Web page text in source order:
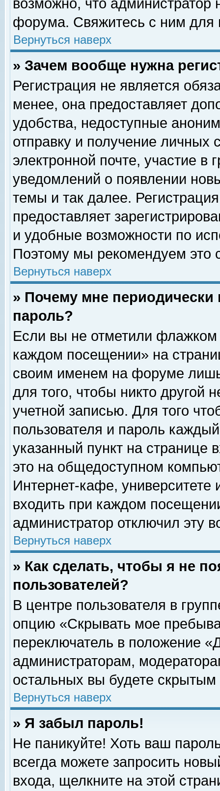
возможно, что
форума. Свяжитесь с ним для
Вернуться наверх
» Зачем вообще нужна
Регистрация не является
менее, она предоставляет
удобства, недоступные
отправку и получение личных
электронной почте, участие в
уведомлений о появлении
темы и так далее.
предоставляет
и удобные возможности по
Поэтому мы рекомендуем это
Вернуться наверх
» Почему мне
пароль?
Если вы не отметили флажком
каждом посещении» на
своим именем на форуме
для того, чтобы никто другой
учетной записью. Для того
пользователя и пароль
указанный пункт на
это на общедоступном
Интернет-кафе, университете
входить при каждом
администратор отключил эту
Вернуться наверх
» Как сделать, чтобы я не
пользователей?
В центре пользователя в
опцию «Скрывать мое
переключатель в положение
администраторам,
остальных вы будете скрытым
Вернуться наверх
» Я забыл пароль!
Не паникуйте! Хоть ваш
всегда можете запросить
входа, щелкните на этой